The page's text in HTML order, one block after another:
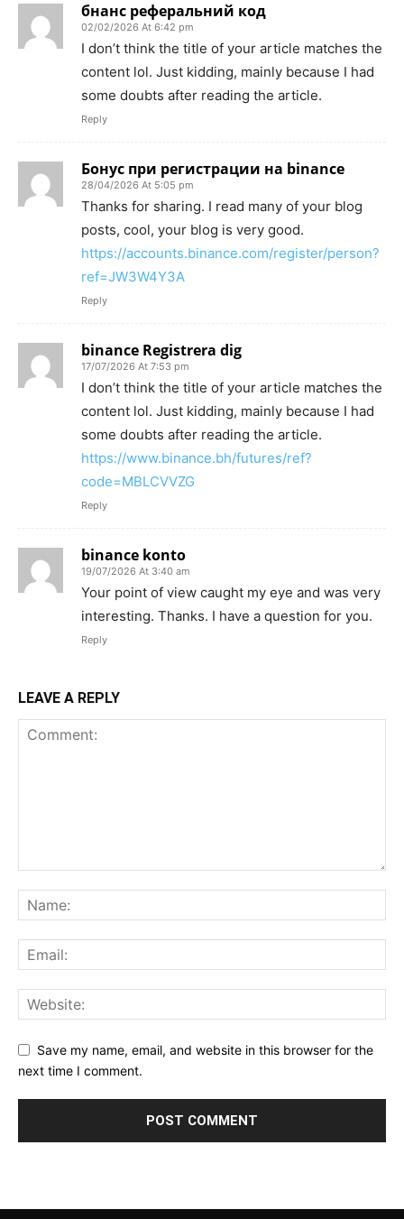
бнанс реферальний код
02/02/2026 At 6:42 pm
I don’t think the title of your article matches the
content lol. Just kidding, mainly because I had
some doubts after reading the article.
Reply
Бонус при регистрации на binance
28/04/2026 At 5:05 pm
Thanks for sharing. I read many of your blog
posts, cool, your blog is very good.
https://accounts.binance.com/register/person?
ref=JW3W4Y3A
Reply
binance Registrera dig
17/07/2026 At 7:53 pm
I don’t think the title of your article matches the
content lol. Just kidding, mainly because I had
some doubts after reading the article.
https://www.binance.bh/futures/ref?
code=MBLCVVZG
Reply
binance konto
19/07/2026 At 3:40 am
Your point of view caught my eye and was very
interesting. Thanks. I have a question for you.
Reply
LEAVE A REPLY
Save my name, email, and website in this browser for the
next time I comment.